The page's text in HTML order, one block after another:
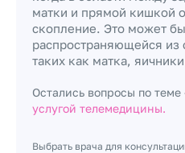
матки и прямой кишкой
скопление. Это может
распространяющейся из
таких как матка,
Остались вопросы по теме
услугой телемедицины.
Выбрать врача для